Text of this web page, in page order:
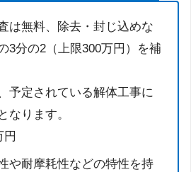
は無料、除去・封じ込めな
3分の2（上限300万円）を補
予定されている解体工事に
なります。
円
や耐摩耗性などの特性を持